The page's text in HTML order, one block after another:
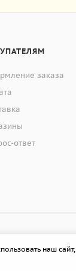
заказа
ответ
наш